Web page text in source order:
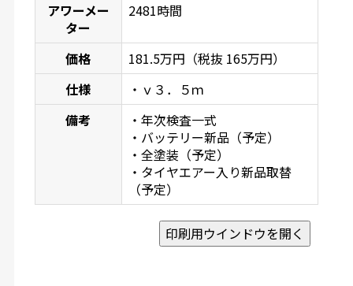
アワーメー
ター
2481時間
価格
181.5万円（税抜 165万円）
仕様
・ｖ３．５ｍ
備考
・年次検査一式
・バッテリー新品（予定）
・全塗装（予定）
・タイヤエアー入り新品取替
（予定）